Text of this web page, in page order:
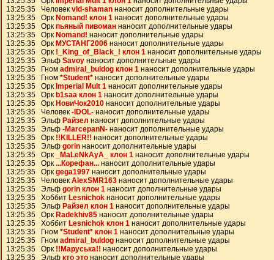
13:25:35 Человек vld-shaman наносит дополнительные удары
13:25:35 Орк Nomand! клон 1 наносит дополнительные удары
13:25:35 Оркпьяный пивоман наносит дополнительные удары
13:25:35 Орк Nomand! наносит дополнительные удары
13:25:35 Орк МУСТАНГ2006 наносит дополнительные удары
13:25:35 Орк !_King_of_Black_! клон 1 наносит дополнительные удары
13:25:35 Эльф Savoy наносит дополнительные удары
13:25:35 Гном admiral_buldog клон 1 наносит дополнительные удары
13:25:35 Гном *Student* наносит дополнительные удары
13:25:35 Орк Imperial Mult 1 наносит дополнительные удары
13:25:35 Орк b1saa клон 1 наносит дополнительные удары
13:25:35 Орк НовиЧок2010 наносит дополнительные удары
13:25:35 Человек -IDOL- наносит дополнительные удары
13:25:35 Эльф Райзел наносит дополнительные удары
13:25:35 Эльф -MarcepanN- наносит дополнительные удары
13:25:35 Орк !!KILLER!! наносит дополнительные удары
13:25:35 Эльф gorin наносит дополнительные удары
13:25:35 Орк
_MaLeNkAyA_ клон 1 наносит дополнительные удары
13:25:35 Орк...Корефан... наносит дополнительные удары
13:25:35 Оркgega1997 наносит дополнительные удары
13:25:35 Человек AlexSMR163 наносит дополнительные удары
13:25:35 Эльф gorin клон 1 наносит дополнительные удары
13:25:35 Хоббит Lesnichok наносит дополнительные удары
13:25:35 Эльф Райзел клон 1 наносит дополнительные удары
13:25:35 Орк Radekhiv85 наносит дополнительные удары
13:25:35 Хоббит Lesnichok клон 1 наносит дополнительные удары
13:25:35 Гном *Student* клон 1 наносит дополнительные удары
13:25:35 Гном admiral_buldog наносит дополнительные удары
13:25:35 Орк !!Маруська!! наносит дополнительные удары
13:25:35 Эльф кто это наносит дополнительные удары